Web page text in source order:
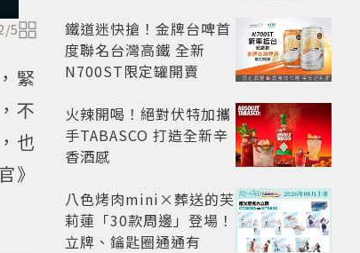
/5
緊
不
也
》
鐵道迷快搶！金牌台啤首
度聯名台灣高鐵 全新
N700ST限定罐開賣
火辣開喝！絕對伏特加攜
手TABASCO 打造全新辛
香酒感
八色烤肉mini×葬送的芙
莉蓮「30款周邊」登場！
立牌、鑰匙圈通通有